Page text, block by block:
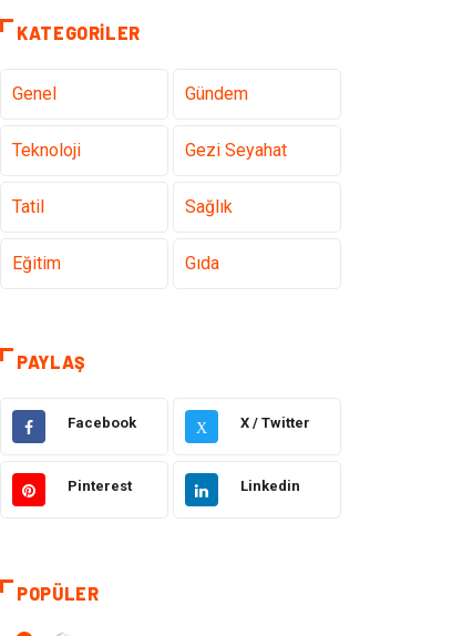
KATEGORILER
Genel Gündem
Teknoloji Gezi Seyahat
Tatil Sağlık
Eğitim Gıda
Tanıtıcı Reklam
Makine Giyim
Kültür Organizasyon
Finans & Ekonomi
PAYLAŞ
Facebook X X / Twitter
Pinterest Linkedin
POPÜLER